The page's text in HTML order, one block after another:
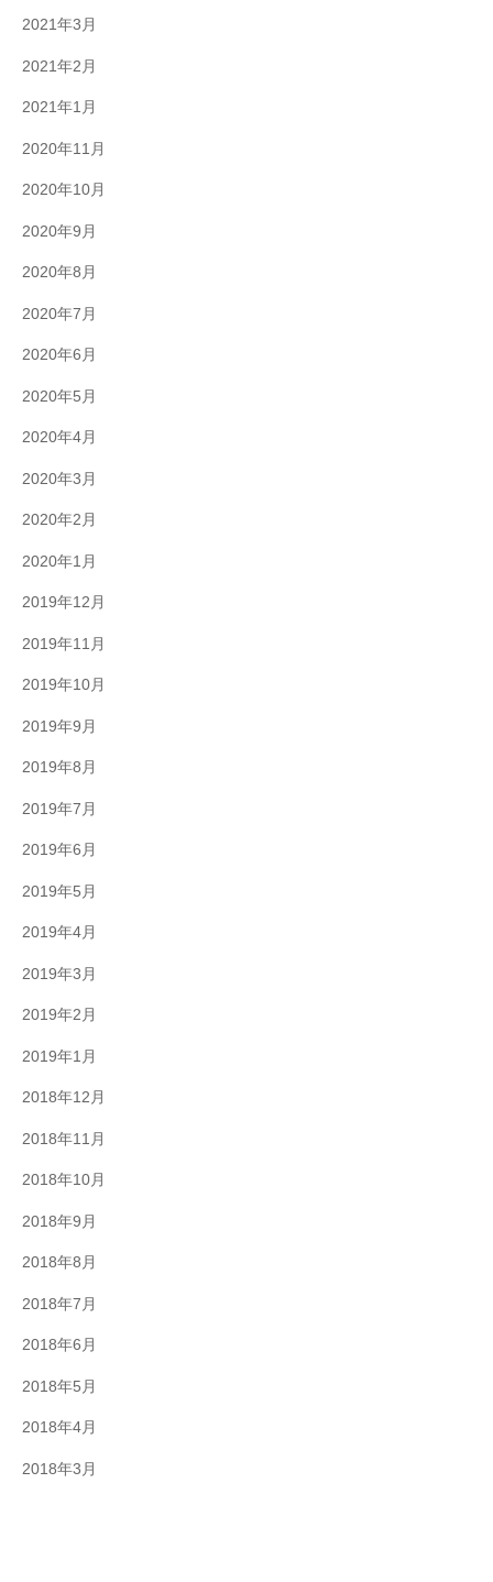
2021年3月
2021年2月
2021年1月
2020年11月
2020年10月
2020年9月
2020年8月
2020年7月
2020年6月
2020年5月
2020年4月
2020年3月
2020年2月
2020年1月
2019年12月
2019年11月
2019年10月
2019年9月
2019年8月
2019年7月
2019年6月
2019年5月
2019年4月
2019年3月
2019年2月
2019年1月
2018年12月
2018年11月
2018年10月
2018年9月
2018年8月
2018年7月
2018年6月
2018年5月
2018年4月
2018年3月